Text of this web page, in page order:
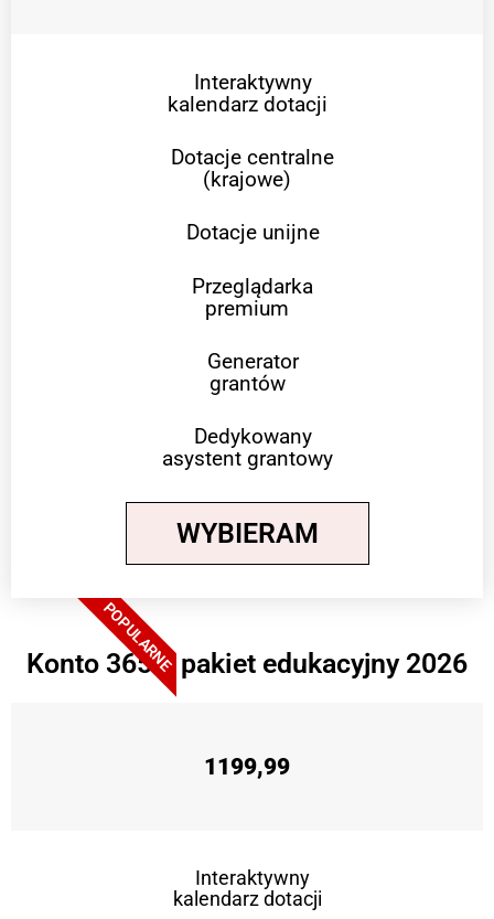
Interaktywny
kalendarz dotacji
Dotacje centralne
(krajowe)
Dotacje unijne
Przeglądarka
premium
Generator
grantów
Dedykowany
asystent grantowy
WYBIERAM
POPULARNE
Konto 365 + pakiet edukacyjny 2026
1199,99
Interaktywny
kalendarz dotacji